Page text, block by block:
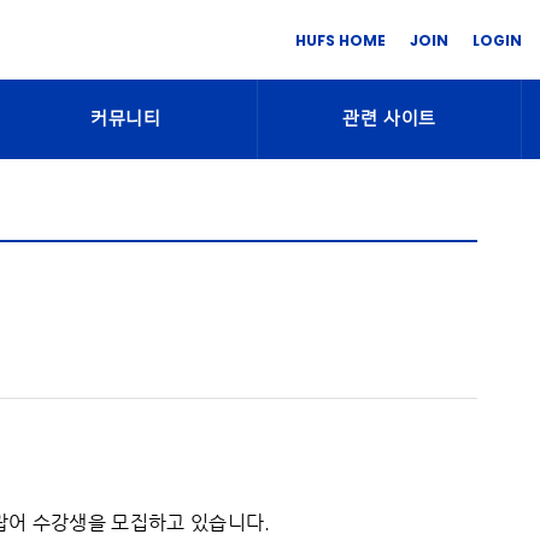
HUFS HOME JOIN LOGIN
커뮤니티 관련 사이트
수강생을 모집하고 있습니다.